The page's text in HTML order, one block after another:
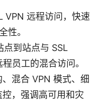
VPN 远程访问，快速
性。
点到站点与 SSL
员工的混合访问。
混合 VPN 模式、细
，强调高可用和灾